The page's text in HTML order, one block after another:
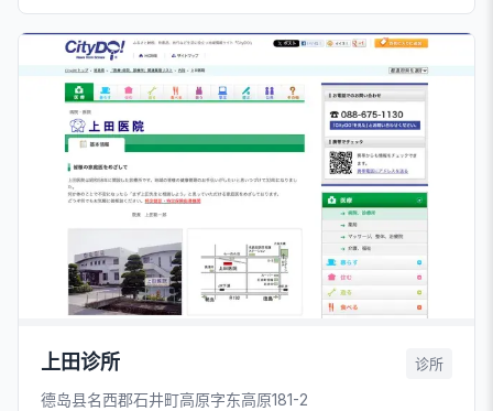
上田诊所 诊所
德岛县名西郡石井町高原字东高原181-2